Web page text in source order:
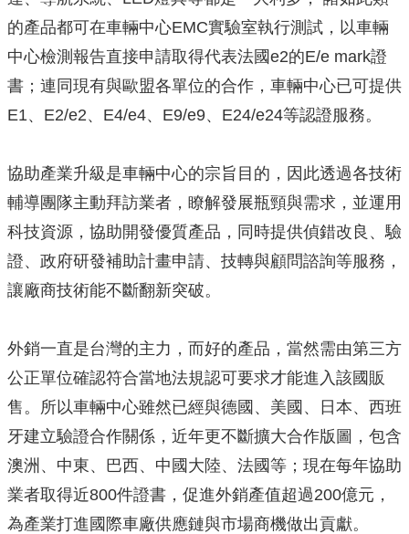
的產品都可在車輛中心EMC實驗室執行測試，以車輛
中心檢測報告直接申請取得代表法國e2的E/e mark證
書；連同現有與歐盟各單位的合作，車輛中心已可提供
E1、E2/e2、E4/e4、E9/e9、E24/e24等認證服務。
協助產業升級是車輛中心的宗旨目的，因此透過各技術
輔導團隊主動拜訪業者，瞭解發展瓶頸與需求，並運用
科技資源，協助開發優質產品，同時提供偵錯改良、驗
證、政府研發補助計畫申請、技轉與顧問諮詢等服務，
讓廠商技術能不斷翻新突破。
外銷一直是台灣的主力，而好的產品，當然需由第三方
公正單位確認符合當地法規認可要求才能進入該國販
售。所以車輛中心雖然已經與德國、美國、日本、西班
牙建立驗證合作關係，近年更不斷擴大合作版圖，包含
澳洲、中東、巴西、中國大陸、法國等；現在每年協助
業者取得近800件證書，促進外銷產值超過200億元，
為產業打進國際車廠供應鏈與市場商機做出貢獻。